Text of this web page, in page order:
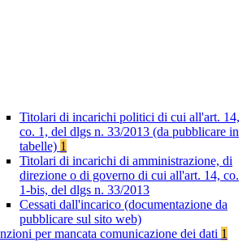
Titolari di incarichi politici di cui all'art. 14,
co. 1, del dlgs n. 33/2013 (da pubblicare in
tabelle) 1
Titolari di incarichi di amministrazione, di
direzione o di governo di cui all'art. 14, co.
1-bis, del dlgs n. 33/2013
Cessati dall'incarico (documentazione da
pubblicare sul sito web)
per mancata comunicazione dei dati 1